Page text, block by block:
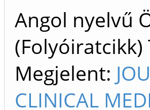
Angol nyelvű
Megjelent:
CLINICAL